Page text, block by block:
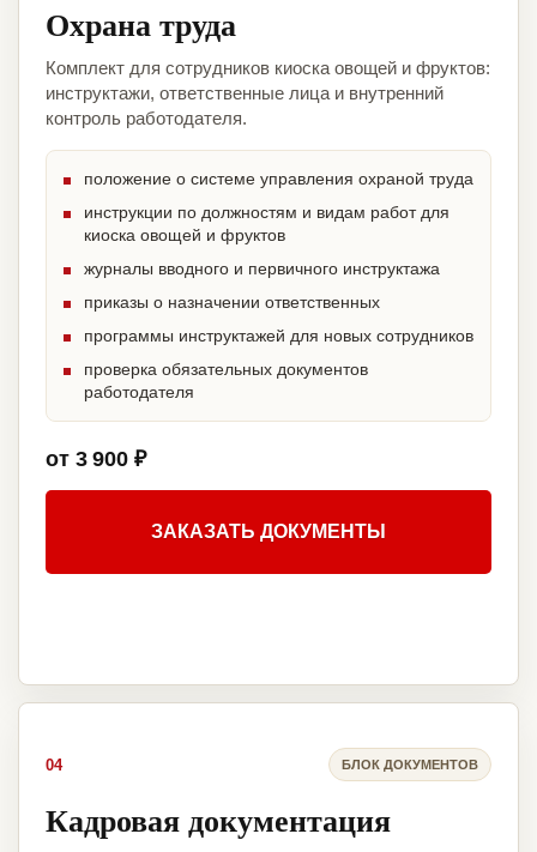
Охрана труда
Комплект для сотрудников киоска овощей и фруктов:
инструктажи, ответственные лица и внутренний
контроль работодателя.
положение о системе управления охраной труда
инструкции по должностям и видам работ для
киоска овощей и фруктов
журналы вводного и первичного инструктажа
приказы о назначении ответственных
программы инструктажей для новых сотрудников
проверка обязательных документов
работодателя
от 3 900 ₽
ЗАКАЗАТЬ ДОКУМЕНТЫ
04 БЛОК ДОКУМЕНТОВ
Кадровая документация